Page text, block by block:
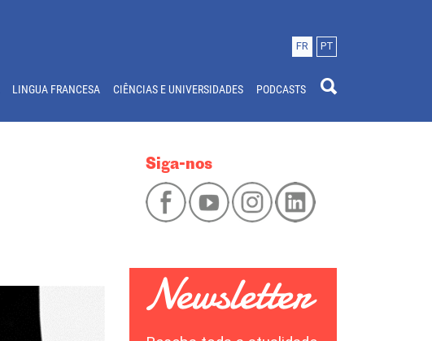
FR PT
LINGUA FRANCESA CIÊNCIAS E UNIVERSIDADES PODCASTS
Siga-nos